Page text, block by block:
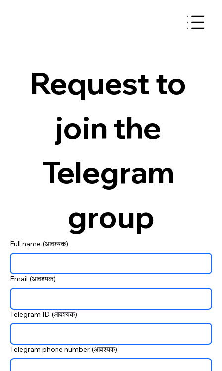
Request to
join the
Telegram
group
Full name (आवश्यक)
Email (आवश्यक)
Telegram ID (आवश्यक)
Telegram phone number (आवश्यक)